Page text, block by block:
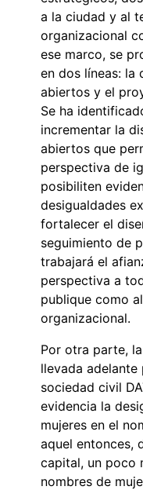
a la ciudad y al
organizacional
ese marco, se
en dos líneas: la
abiertos y el
Se ha
incrementar la
abiertos que
perspectiva de
posibiliten
desigualdades
fortalecer el
seguimiento de
trabajará el
perspectiva a
publique como
organizacional.
Por otra parte,
llevada
sociedad civil
evidencia la
mujeres en el
aquel entonces,
capital, un poco
nombres de